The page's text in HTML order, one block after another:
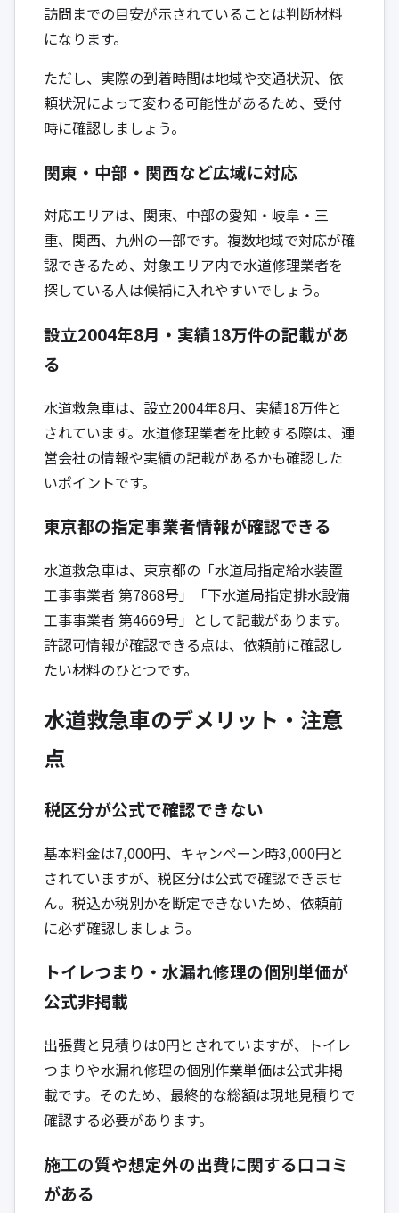
訪問までの目安が示されていることは判断材料
になります。
ただし、実際の到着時間は地域や交通状況、依
頼状況によって変わる可能性があるため、受付
時に確認しましょう。
関東・中部・関西など広域に対応
対応エリアは、関東、中部の愛知・岐阜・三
重、関西、九州の一部です。複数地域で対応が確
認できるため、対象エリア内で水道修理業者を
探している人は候補に入れやすいでしょう。
設立2004年8月・実績18万件の記載があ
る
水道救急車は、設立2004年8月、実績18万件と
されています。水道修理業者を比較する際は、運
営会社の情報や実績の記載があるかも確認した
いポイントです。
東京都の指定事業者情報が確認できる
水道救急車は、東京都の「水道局指定給水装置
工事事業者 第7868号」「下水道局指定排水設備
工事事業者 第4669号」として記載があります。
許認可情報が確認できる点は、依頼前に確認し
たい材料のひとつです。
水道救急車のデメリット・注意
点
税区分が公式で確認できない
基本料金は7,000円、キャンペーン時3,000円と
されていますが、税区分は公式で確認できませ
ん。税込か税別かを断定できないため、依頼前
に必ず確認しましょう。
トイレつまり・水漏れ修理の個別単価が
公式非掲載
出張費と見積りは0円とされていますが、トイレ
つまりや水漏れ修理の個別作業単価は公式非掲
載です。そのため、最終的な総額は現地見積りで
確認する必要があります。
施工の質や想定外の出費に関する口コミ
がある